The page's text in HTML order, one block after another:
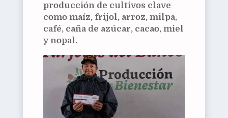
producción de cultivos clave
como maíz, frijol, arroz, milpa,
café, caña de azúcar, cacao, miel
y nopal.